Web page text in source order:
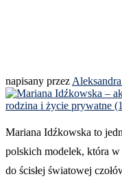
napisany przez
Mariana Idźkowska to
polskich modelek, która
do ścisłej światowej